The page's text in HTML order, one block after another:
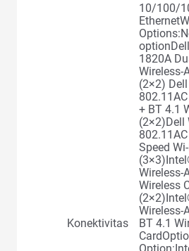
Konektivitas
10/100/
1820A
Wireless-
(2×2)
+ BT 4.1
(2×2)Dell
Speed
Wireless-
Wireless
Wireless-
BT 4.1